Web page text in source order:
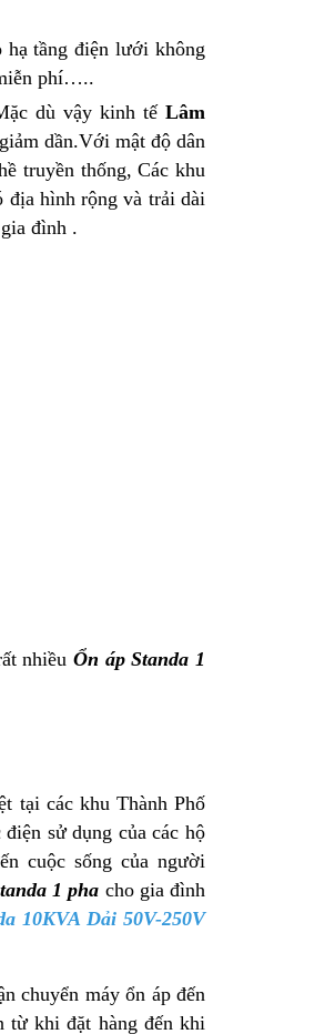
tầng điện lưới không
phí…..
dù vậy kinh tếLâm
dần.Với mật độ dân
truyền thống, Các khu
hình rộng và trải dài
đình .
nhiềuỔn áp Standa 1
tại các khu Thành Phố
sử dụng của các hộ
cuộc sống của người
1 pha cho gia đình
10KVA Dải 50V-250V
chuyển máy ổn áp đến
từ khi đặt hàng đến khi